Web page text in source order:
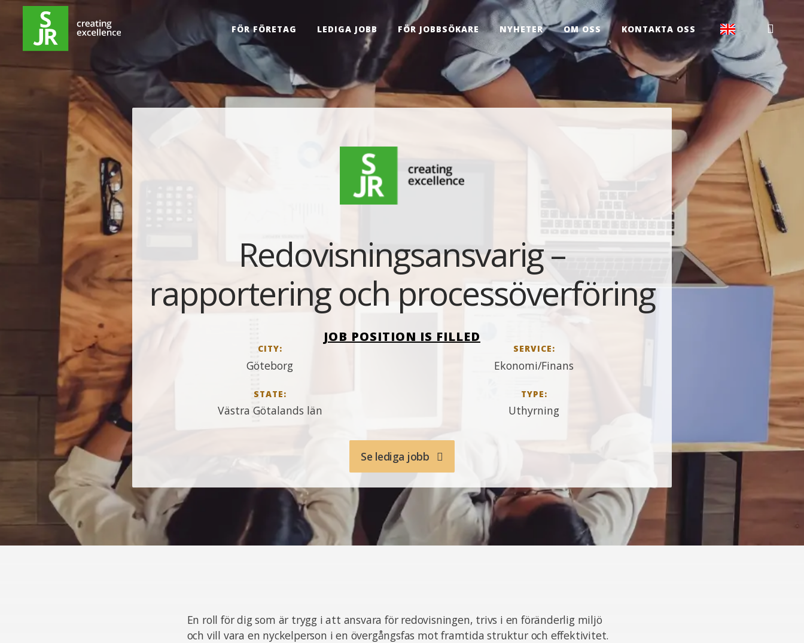
Hoppa till innehåll
FÖR FÖRETAG LEDIGA JOBB FÖR JOBBSÖKARE NYHETER OM OSS KONTAKTA OSS
JOB POSITION IS FILLED
CITY:
Göteborg
SERVICE:
Ekonomi/Finans
STATE:
Västra Götalands län
TYPE:
Uthyrning
Redovisningsansvarig –
rapportering och processöverföring
Se lediga jobb
En roll för dig som är trygg i att ansvara för redovisningen, trivs i en föränderlig miljö
och vill vara en nyckelperson i en övergångsfas mot framtida struktur och effektivitet.